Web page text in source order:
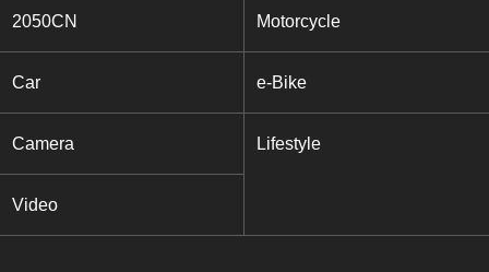
2050CN Motorcycle
Car e-Bike
Camera Lifestyle
Video